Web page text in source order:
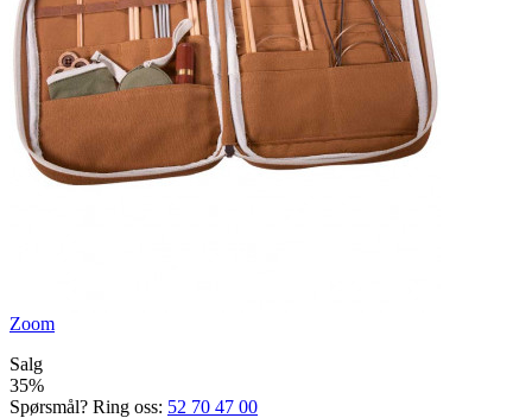
Zoom
Salg
35%
Spørsmål? Ring oss: 52 70 47 00